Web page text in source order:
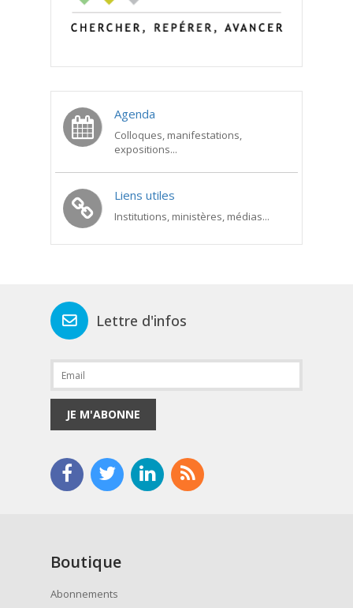
Agenda
Colloques, manifestations,
expositions...
Liens utiles
Institutions, ministères, médias...
Lettre d'infos
JE M'ABONNE
Boutique
Abonnements